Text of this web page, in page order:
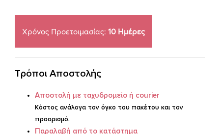
βαλίτσα
με
Χρόνος Προετοιμασίας: 10 Ημέρες
Τρόποι Αποστολής
Aποστoλή με ταχυδρομείο ή courier
Κόστος ανάλογα τον όγκο του πακέτου και τον
προορισμό.
Παραλαβή από το κατάστημα